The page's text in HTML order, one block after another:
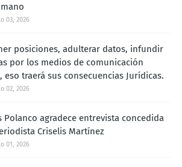
03, 2026
posiciones, adulterar datos, infundir
por los medios de comunicación
eso traerá sus consecuencias Jurídicas.
02, 2026
Polanco agradece entrevista concedida
Criselis Martínez
01, 2026